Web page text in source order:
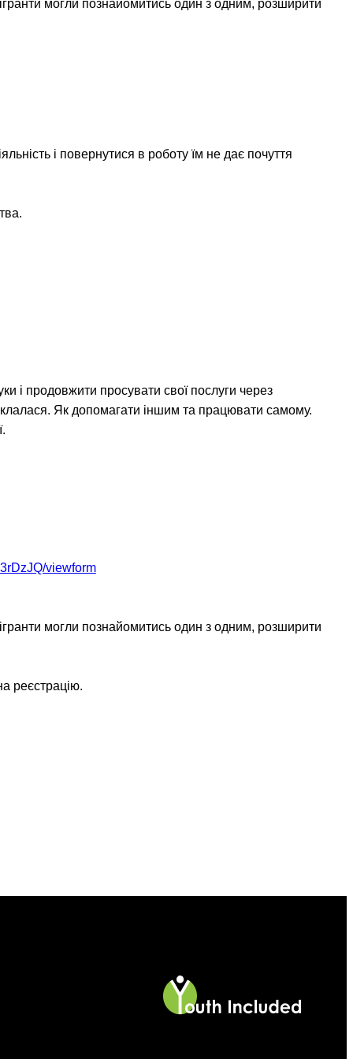
могли познайомитись один з одним, розширити
і повернутися в роботу їм не дає почуття
і продовжити просувати свої послуги через
Як допомагати іншим та працювати самому.
viewform
могли познайомитись один з одним, розширити
реєстрацію.